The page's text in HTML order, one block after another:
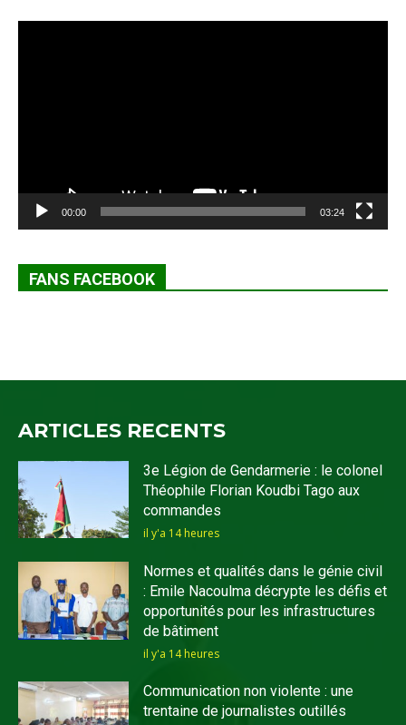
00:00 03:24
FANS FACEBOOK
ARTICLES RECENTS
3e Légion de Gendarmerie : le colonel
Théophile Florian Koudbi Tago aux
commandes
il y'a 14 heures
Normes et qualités dans le génie civil
: Emile Nacoulma décrypte les défis et
opportunités pour les infrastructures
de bâtiment
il y'a 14 heures
Communication non violente : une
trentaine de journalistes outillés